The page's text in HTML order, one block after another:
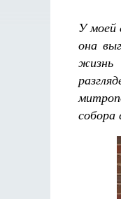
У моей
она
жизнь